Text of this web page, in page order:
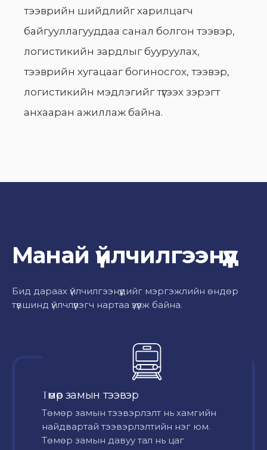
тээврийн шийдлийг харилцагч
байгууллагууддаа санал болгон тээвэр,
логистикийн зардлыг бууруулах,
тээврийн хугацааг богиносгох, тээвэр,
логистикийн мэдлэгийг түгээх зэрэгт
анхааран ажиллаж байна.
Манай үйлчилгээнүүд
Бид дараах үйлчилгээнүүдийг мэргэжлийн өндөр
түвшинд үйлчлүүлэгч нартаа үзүүлж байна.
Төмөр замын тээвэр
Төмөр замын тээвэрлэлт нь хамгийн
найдвартай тээвэрлэлтийн нэг юм.
Төмөр замын давуу тал нь цаг